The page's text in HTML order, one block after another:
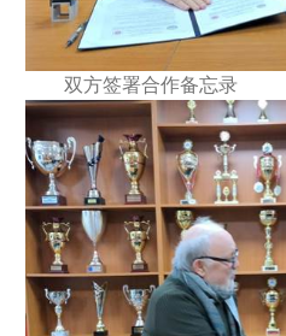
双方签署合作备忘录